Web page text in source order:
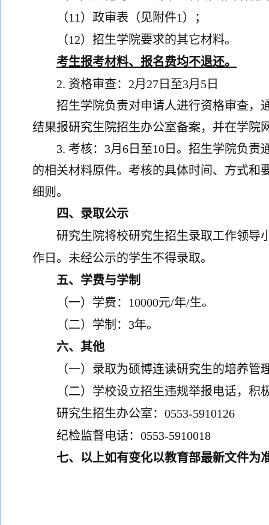
（11）政审表（ 见附件1 ）；
（12）招生学院要求的其它材料。
考生报考材料、报名费均不退还。
2. 资格审查： 2月 27 日至3月5 日
招生学院负责对申请人进行资格审查，
结果报研究生院招生办公室备案， 并在学院
3. 考核： 3月 6 日至10 日。招生学院负责
的相关材料原件。考核的具体时间、方式和
细则。
四、 录取公示
研究生院将校研究生招生录取工作领导
作日。未经公示的学生不得录取。
五、学费与学制
（一）学费： 10000元/年/生。
（二） 学制 ： 3年。
六、其他
（一）录取为硕博连读研究生的培养管
（二）学校设立招生违规举报电话，积
研究生招生办公室： 0553-5910126
纪检监督电话： 0553-5910018
七、以上如有变化以教育部最新文件为